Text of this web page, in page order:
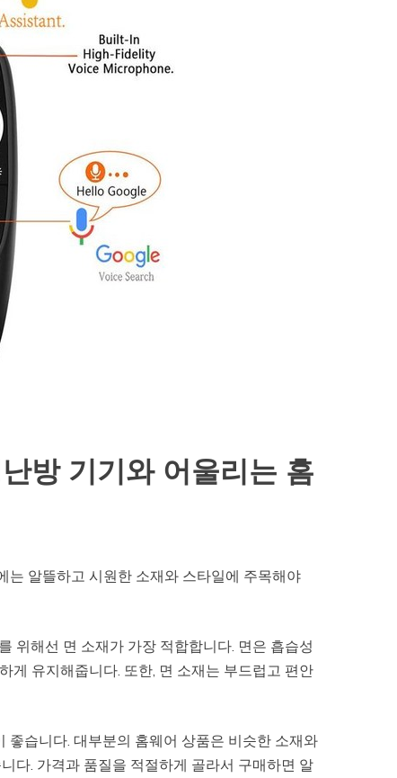
방 기기와 어울리는 홈
는 알뜰하고 시원한 소재와 스타일에 주목해야
위해선 면 소재가 가장 적합합니다. 면은 흡습성
게 유지해줍니다. 또한, 면 소재는 부드럽고 편안
습니다. 대부분의 홈웨어 상품은 비슷한 소재와
다. 가격과 품질을 적절하게 골라서 구매하면 알